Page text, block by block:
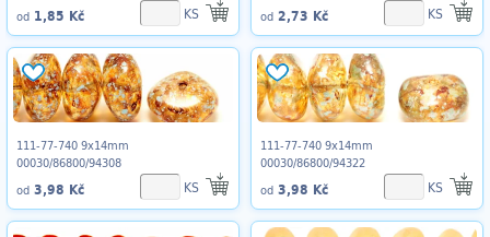
od 1,85 Kč KS
od 2,73 Kč KS
111-77-740 9x14mm
00030/86800/94308
od 3,98 Kč KS
111-77-740 9x14mm
00030/86800/94322
od 3,98 Kč KS